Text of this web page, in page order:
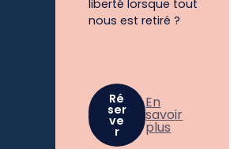
liberté lorsque tout
nous est retiré ?
Ré
ser
ve
r
En
savoir
plus